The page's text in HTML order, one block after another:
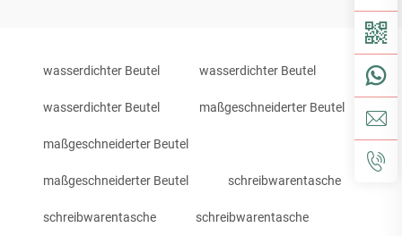
wasserdichter Beutel wasserdichter Beutel
wasserdichter Beutel maßgeschneiderter Beutel
maßgeschneiderter Beutel
maßgeschneiderter Beutel schreibwarentasche
schreibwarentasche schreibwarentasche